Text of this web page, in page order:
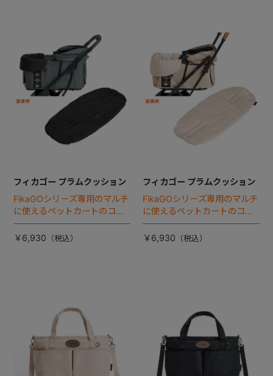
フィカゴー プラムクッション
FikaGOシリーズ専用のマルチ
に使えるペットカートのコー
ナークッション登場。
￥6,930
フィカゴー プラムクッション
FikaGOシリーズ専用のマルチ
に使えるペットカートのコー
ナークッション登場。
￥6,930